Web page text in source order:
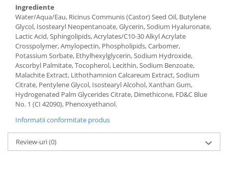
Ingrediente
Water/Aqua/Eau, Ricinus Communis (Castor) Seed Oil, Butylene
Glycol, Isostearyl Neopentanoate, Glycerin, Sodium Hyaluronate,
Lactic Acid, Sphingolipids, Acrylates/C10-30 Alkyl Acrylate
Crosspolymer, Amylopectin, Phospholipids, Carbomer,
Potassium Sorbate, Ethylhexylglycerin, Sodium Hydroxide,
Ascorbyl Palmitate, Tocopherol, Lecithin, Sodium Benzoate,
Malachite Extract, Lithothamnion Calcareum Extract, Sodium
Citrate, Pentylene Glycol, Isostearyl Alcohol, Xanthan Gum,
Hydrogenated Palm Glycerides Citrate, Dimethicone, FD&C Blue
No. 1 (CI 42090), Phenoxyethanol.
Informatii conformitate produs
Review-uri(0)